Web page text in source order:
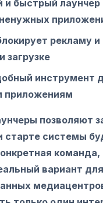
и быстрый лаунчер
рекламу и
загрузке
инструмент
приложениям
позволяют
старте системы
команда,
вариант